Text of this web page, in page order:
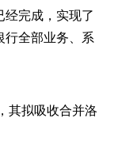
完成，实现了
行全部业务、系
其拟吸收合并洛